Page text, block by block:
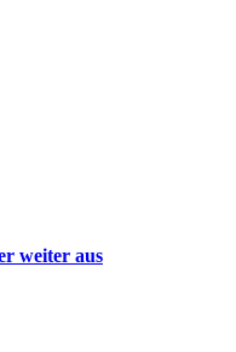
weiter aus